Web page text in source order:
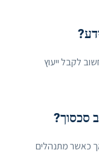
לקבל ייעוץ
סכסוך?
אך כאשר מתנהלים